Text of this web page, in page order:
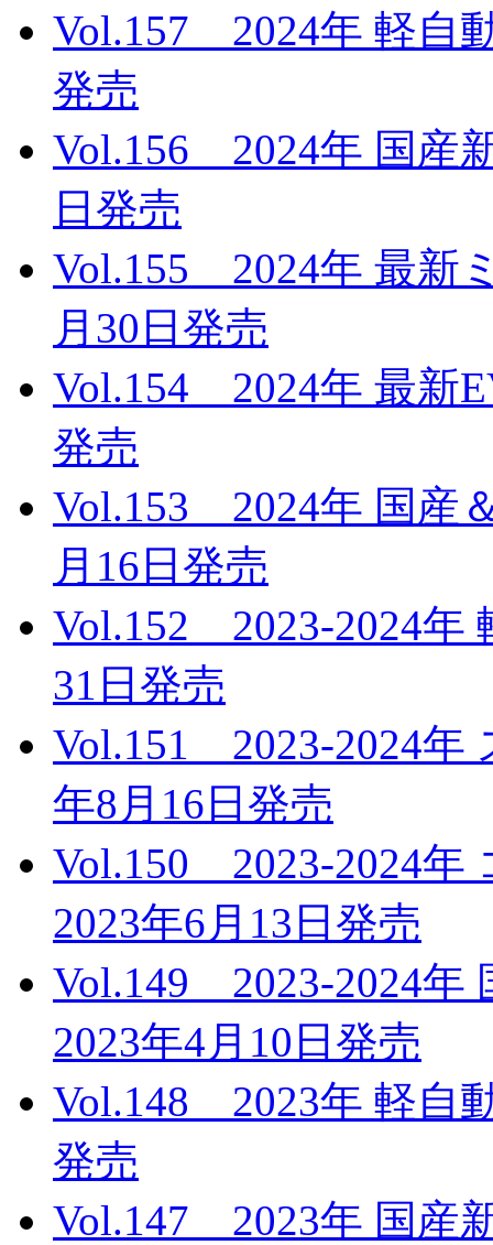
Vol.157 2024年 軽自
発売
Vol.156 2024年 国産
日発売
Vol.155 2024年 最新
月30日発売
Vol.154 2024年 最新
発売
Vol.153 2024年 国産
月16日発売
Vol.152 2023-2024年
31日発売
Vol.151 2023-2024
年8月16日発売
Vol.150 2023-2024
2023年6月13日発売
Vol.149 2023-2024
2023年4月10日発売
Vol.148 2023年 軽自
発売
Vol.147 2023年 国産